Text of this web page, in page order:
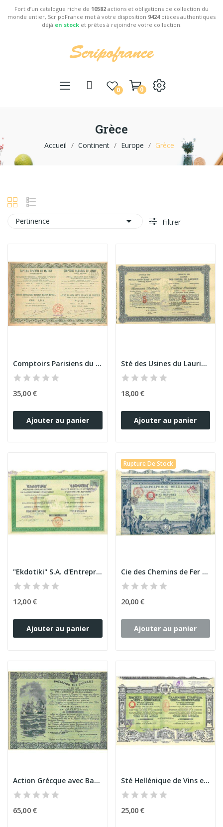
Fort d’un catalogue riche de 10582 actions et obligations de collection du
monde entier, ScripoFrance met à votre disposition 9424pièces authentiques
déjà en stocket prêtes à rejoindre votre collection.
0 0
Grèce
Accueil Continent Europe Grèce
Pertinence  Filtrer
Comptoirs Parisiens du Levant (Act 500 F)
35,00 €
Ajouter au panier
Sté des Usines du Laurium (Emission 1925)
18,00 €
Ajouter au panier
"Ekdotiki" S.A. d'Entreprises d'Editions et de...
12,00 €
Ajouter au panier
Rupture De Stock
Cie des Chemins de Fer de Thessalie
20,00 €
Ajouter au panier
Action Grécque avec Bateaux
65,00 €
Sté Hellénique de Vins et Spiritueux à Athènes
25,00 €